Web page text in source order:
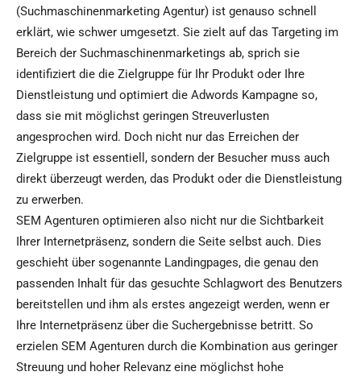
(Suchmaschinenmarketing Agentur) ist genauso schnell
erklärt, wie schwer umgesetzt. Sie zielt auf das Targeting im
Bereich der Suchmaschinenmarketings ab, sprich sie
identifiziert die die Zielgruppe für Ihr Produkt oder Ihre
Dienstleistung und optimiert die Adwords Kampagne so,
dass sie mit möglichst geringen Streuverlusten
angesprochen wird. Doch nicht nur das Erreichen der
Zielgruppe ist essentiell, sondern der Besucher muss auch
direkt überzeugt werden, das Produkt oder die Dienstleistung
zu erwerben.
SEM Agenturen optimieren also nicht nur die Sichtbarkeit
Ihrer Internetpräsenz, sondern die Seite selbst auch. Dies
geschieht über sogenannte Landingpages, die genau den
passenden Inhalt für das gesuchte Schlagwort des Benutzers
bereitstellen und ihm als erstes angezeigt werden, wenn er
Ihre Internetpräsenz über die Suchergebnisse betritt. So
erzielen SEM Agenturen durch die Kombination aus geringer
Streuung und hoher Relevanz eine möglichst hohe